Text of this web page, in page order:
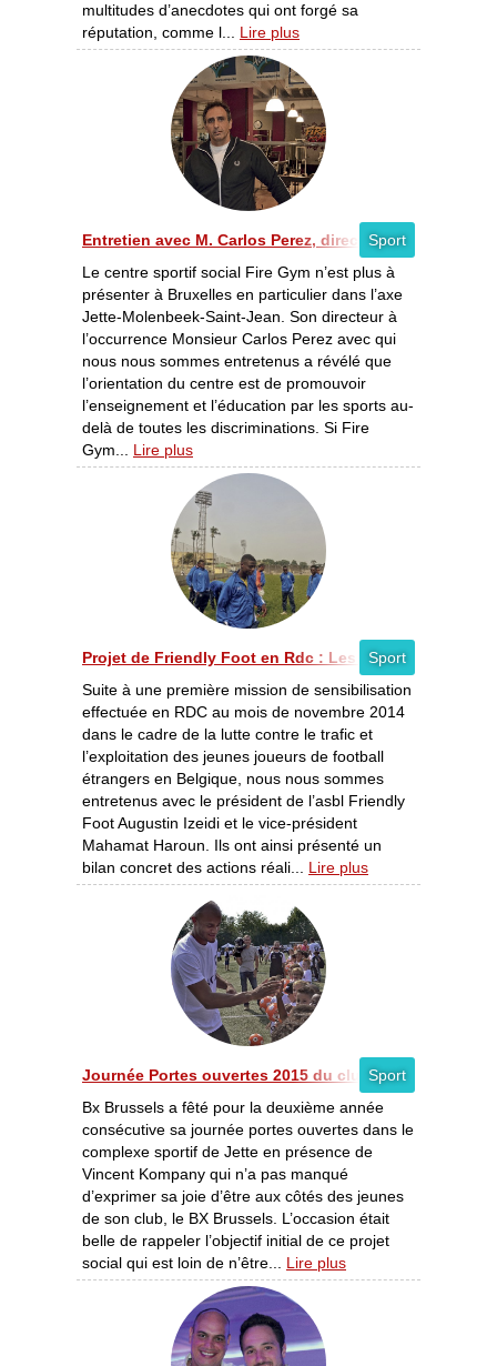
multitudes d’anecdotes qui ont forgé sa
réputation, comme l... Lire plus
Sport
Entretien avec M. Carlos Perez, directeur de Fire Gym
Le centre sportif social Fire Gym n’est plus à
présenter à Bruxelles en particulier dans l’axe
Jette-Molenbeek-Saint-Jean. Son directeur à
l’occurrence Monsieur Carlos Perez avec qui
nous nous sommes entretenus a révélé que
l’orientation du centre est de promouvoir
l’enseignement et l’éducation par les sports au-
delà de toutes les discriminations. Si Fire
Gym... Lire plus
Sport
Projet de Friendly Foot en Rdc : Les responsables
Suite à une première mission de sensibilisation
effectuée en RDC au mois de novembre 2014
dans le cadre de la lutte contre le trafic et
l’exploitation des jeunes joueurs de football
étrangers en Belgique, nous nous sommes
entretenus avec le président de l’asbl Friendly
Foot Augustin Izeidi et le vice-président
Mahamat Haroun. Ils ont ainsi présenté un
bilan concret des actions réali... Lire plus
Sport
Journée Portes ouvertes 2015 du club BX Brussels
Bx Brussels a fêté pour la deuxième année
consécutive sa journée portes ouvertes dans le
complexe sportif de Jette en présence de
Vincent Kompany qui n’a pas manqué
d’exprimer sa joie d’être aux côtés des jeunes
de son club, le BX Brussels. L’occasion était
belle de rappeler l’objectif initial de ce projet
social qui est loin de n’être... Lire plus